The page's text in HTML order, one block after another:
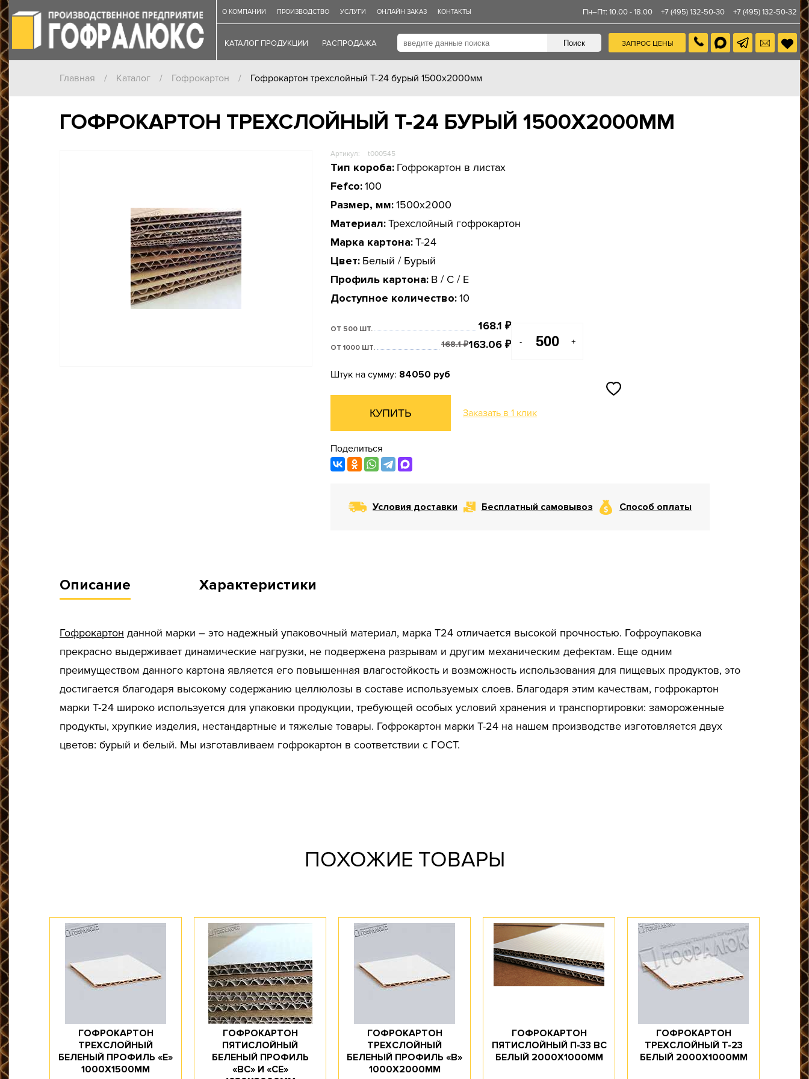
О КОМПАНИИ ПРОИЗВОДСТВО УСЛУГИ ОНЛАЙН ЗАКАЗ КОНТАКТЫ Пн–Пт: 10.00 - 18.00 +7 (495) 132-50-30 +7 (495) 132-50-32
КАТАЛОГ ПРОДУКЦИИ РАСПРОДАЖА ЗАПРОС ЦЕНЫ
Главная / Каталог / Гофрокартон / Гофрокартон трехслойный Т-24 бурый 1500х2000мм
ГОФРОКАРТОН ТРЕХСЛОЙНЫЙ Т-24 БУРЫЙ 1500Х2000ММ
Артикул: t000545
Тип короба: Гофрокартон в листах
Fefco:100
Размер, мм:1500x2000
Материал:Трехслойный гофрокартон
Марка картона:Т-24
Цвет: Белый / Бурый
Профиль картона: B / С / E
Доступное количество:10
ОТ 500 ШТ. 168.1 ₽
ОТ 1000 ШТ. 168.1₽163.06 ₽
Штук на сумму: 84050 руб
КУПИТЬ Заказать в 1 клик
- +
Поделиться
Условия доставки Бесплатный самовывоз Способ оплаты
Описание Характеристики
Гофрокартон данной марки – это надежный упаковочный материал, марка Т24 отличается высокой прочностью. Гофроупаковка
прекрасно выдерживает динамические нагрузки, не подвержена разрывам и другим механическим дефектам. Еще одним
преимуществом данного картона является его повышенная влагостойкость и возможность использования для пищевых продуктов, это
достигается благодаря высокому содержанию целлюлозы в составе используемых слоев. Благодаря этим качествам, гофрокартон
марки Т-24 широко используется для упаковки продукции, требующей особых условий хранения и транспортировки: замороженные
продукты, хрупкие изделия, нестандартные и тяжелые товары. Гофрокартон марки Т-24 на нашем производстве изготовляется двух
цветов: бурый и белый. Мы изготавливаем гофрокартон в соответствии с ГОСТ.
ПОХОЖИЕ ТОВАРЫ
ГОФРОКАРТОН
ТРЕХСЛОЙНЫЙ
БЕЛЕНЫЙ ПРОФИЛЬ «Е»
1000Х1500ММ
ГОФРОКАРТОН
ПЯТИСЛОЙНЫЙ
БЕЛЕНЫЙ ПРОФИЛЬ
«ВС» И «СЕ»
ГОФРОКАРТОН
ТРЕХСЛОЙНЫЙ
БЕЛЕНЫЙ ПРОФИЛЬ «В»
1000Х2000ММ
ГОФРОКАРТОН
ПЯТИСЛОЙНЫЙ П-33 ВС
БЕЛЫЙ 2000Х1000ММ
ГОФРОКАРТОН
ТРЕХСЛОЙНЫЙ Т-23
БЕЛЫЙ 2000Х1000ММ